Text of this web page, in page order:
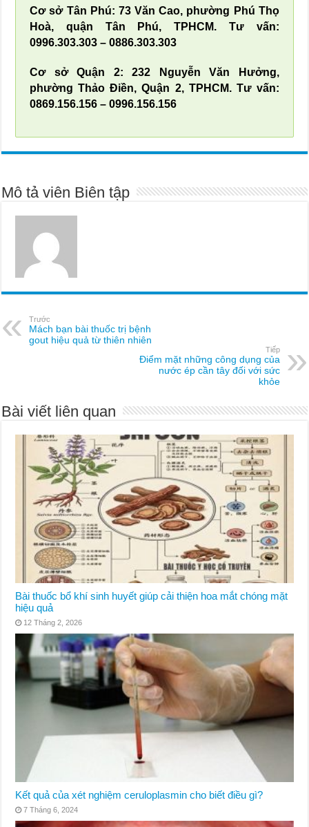
Cơ sở Tân Phú: 73 Văn Cao, phường Phú Thọ
Hoà, quận Tân Phú, TPHCM. Tư vấn:
0996.303.303 – 0886.303.303
Cơ sở Quận 2: 232 Nguyễn Văn Hưởng,
phường Thảo Điền, Quận 2, TPHCM. Tư vấn:
0869.156.156 – 0996.156.156
Mô tả viên Biên tập
Trước
Mách bạn bài thuốc trị bệnh
gout hiệu quả từ thiên nhiên
Tiếp
Điểm mặt những công dụng của
nước ép cần tây đối với sức
khỏe
Bài viết liên quan
Bài thuốc bổ khí sinh huyết giúp cải thiện hoa mắt chóng mặt
hiệu quả
12 Tháng 2, 2026
Kết quả của xét nghiệm ceruloplasmin cho biết điều gì?
7 Tháng 6, 2024